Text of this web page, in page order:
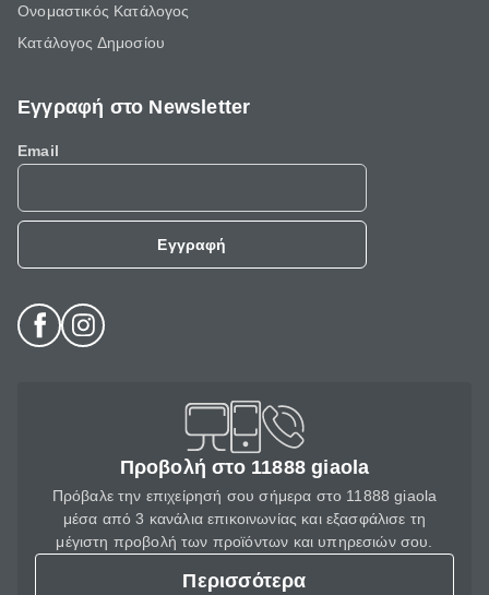
Ονομαστικός Κατάλογος
Κατάλογος Δημοσίου
Εγγραφή στο Newsletter
Email
Εγγραφή
Προβολή στο 11888 giaola
Πρόβαλε την επιχείρησή σου σήμερα στο 11888 giaola
μέσα από 3 κανάλια επικοινωνίας και εξασφάλισε τη
μέγιστη προβολή των προϊόντων και υπηρεσιών σου.
Περισσότερα